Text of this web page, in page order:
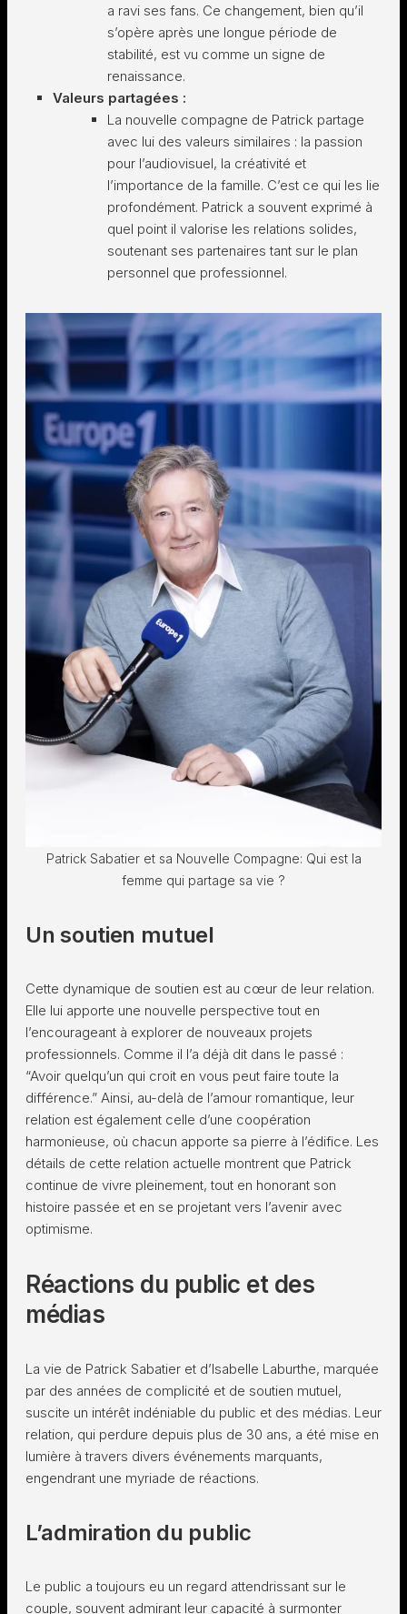
a ravi ses fans. Ce changement, bien qu’il
s’opère après une longue période de
stabilité, est vu comme un signe de
renaissance.
Valeurs partagées :
La nouvelle compagne de Patrick partage
avec lui des valeurs similaires : la passion
pour l’audiovisuel, la créativité et
l’importance de la famille. C’est ce qui les lie
profondément. Patrick a souvent exprimé à
quel point il valorise les relations solides,
soutenant ses partenaires tant sur le plan
personnel que professionnel.
Patrick Sabatier et sa Nouvelle Compagne: Qui est la
femme qui partage sa vie ?
Un soutien mutuel
Cette dynamique de soutien est au cœur de leur relation.
Elle lui apporte une nouvelle perspective tout en
l’encourageant à explorer de nouveaux projets
professionnels. Comme il l’a déjà dit dans le passé :
“Avoir quelqu’un qui croit en vous peut faire toute la
différence.” Ainsi, au-delà de l’amour romantique, leur
relation est également celle d’une coopération
harmonieuse, où chacun apporte sa pierre à l’édifice. Les
détails de cette relation actuelle montrent que Patrick
continue de vivre pleinement, tout en honorant son
histoire passée et en se projetant vers l’avenir avec
optimisme.
Réactions du public et des
médias
La vie de Patrick Sabatier et d’Isabelle Laburthe, marquée
par des années de complicité et de soutien mutuel,
suscite un intérêt indéniable du public et des médias. Leur
relation, qui perdure depuis plus de 30 ans, a été mise en
lumière à travers divers événements marquants,
engendrant une myriade de réactions.
L’admiration du public
Le public a toujours eu un regard attendrissant sur le
couple, souvent admirant leur capacité à surmonter